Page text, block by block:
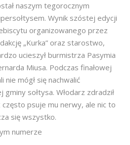
naszym tegorocznym
Wynik szóstej edycji
organizowanego przez
„Kurka” oraz starostwo,
ucieszył burmistrza Pasymia
Miusa. Podczas finałowej
nie mógł się nachwalić
sołtysa. Włodarz zdradził
psuje mu nerwy, ale nic to
się wszystko.
numerze